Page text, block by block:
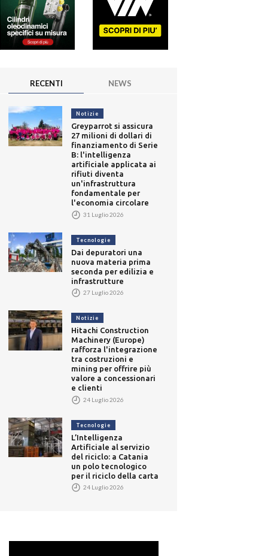
RECENTI NEWS
Notizie
Greyparrot si assicura
27 milioni di dollari di
finanziamento di Serie
B: l'intelligenza
artificiale applicata ai
rifiuti diventa
un'infrastruttura
fondamentale per
l'economia circolare
31 Luglio 2026
Tecnologie
Dai depuratori una
nuova materia prima
seconda per edilizia e
infrastrutture
27 Luglio 2026
Notizie
Hitachi Construction
Machinery (Europe)
rafforza l'integrazione
tra costruzioni e
mining per offrire più
valore a concessionari
e clienti
24 Luglio 2026
Tecnologie
L’Intelligenza
Artificiale al servizio
del riciclo: a Catania
un polo tecnologico
per il riciclo della carta
24 Luglio 2026